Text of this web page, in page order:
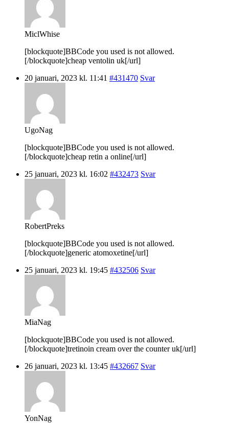
MiclWhise
[blockquote]BBCode you used is not allowed.
[/blockquote]cheap ventolin uk[/url]
20 januari, 2023 kl. 11:41 #431470 Svar
UgoNag
[blockquote]BBCode you used is not allowed.
[/blockquote]cheap retin a online[/url]
25 januari, 2023 kl. 16:02 #432473 Svar
RobertPreks
[blockquote]BBCode you used is not allowed.
[/blockquote]generic atomoxetine[/url]
25 januari, 2023 kl. 19:45 #432506 Svar
MiaNag
[blockquote]BBCode you used is not allowed.
[/blockquote]tretinoin cream over the counter uk[/url]
26 januari, 2023 kl. 13:45 #432667 Svar
YonNag